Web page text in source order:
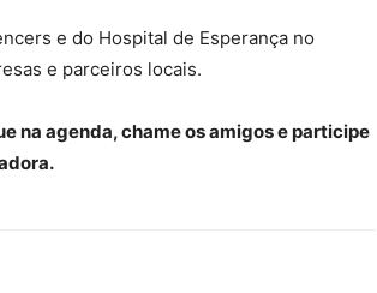
e do Hospital de Esperança no
e parceiros locais.
na agenda, chame os amigos e participe